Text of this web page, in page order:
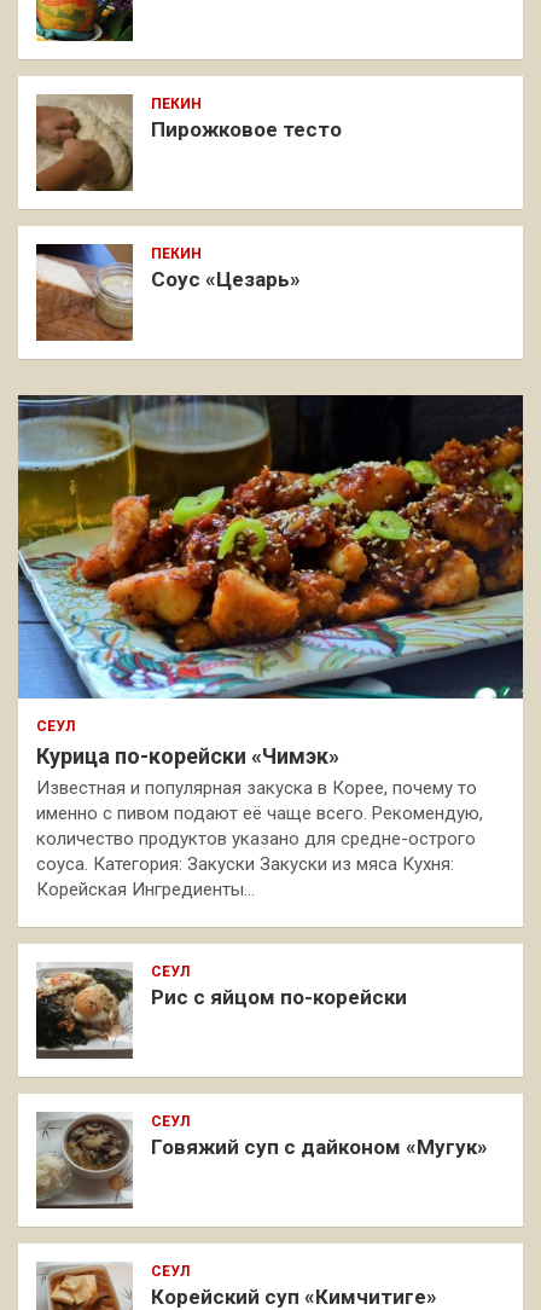
ПЕКИН
Пирожковое тесто
ПЕКИН
Соус «Цезарь»
СЕУЛ
Курица по-корейски «Чимэк»
Известная и популярная закуска в Корее, почему то
именно с пивом подают её чаще всего. Рекомендую,
количество продуктов указано для средне-острого
соуса. Категория: Закуски Закуски из мяса Кухня:
Корейская Ингредиенты…
СЕУЛ
Рис с яйцом по-корейски
СЕУЛ
Говяжий суп с дайконом «Мугук»
СЕУЛ
Корейский суп «Кимчитиге»